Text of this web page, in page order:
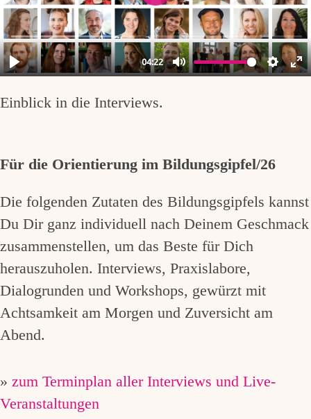
Einblick in die Interviews.
Für die Orientierung im Bildungsgipfel/26
Die folgenden Zutaten des Bildungsgipfels kannst
Du Dir ganz individuell nach Deinem Geschmack
zusammenstellen, um das Beste für Dich
herauszuholen. Interviews, Praxislabore,
Dialogrunden und Workshops, gewürzt mit
Achtsamkeit am Morgen und Zuversicht am
Abend.
» zum Terminplan aller Interviews und Live-
Veranstaltungen